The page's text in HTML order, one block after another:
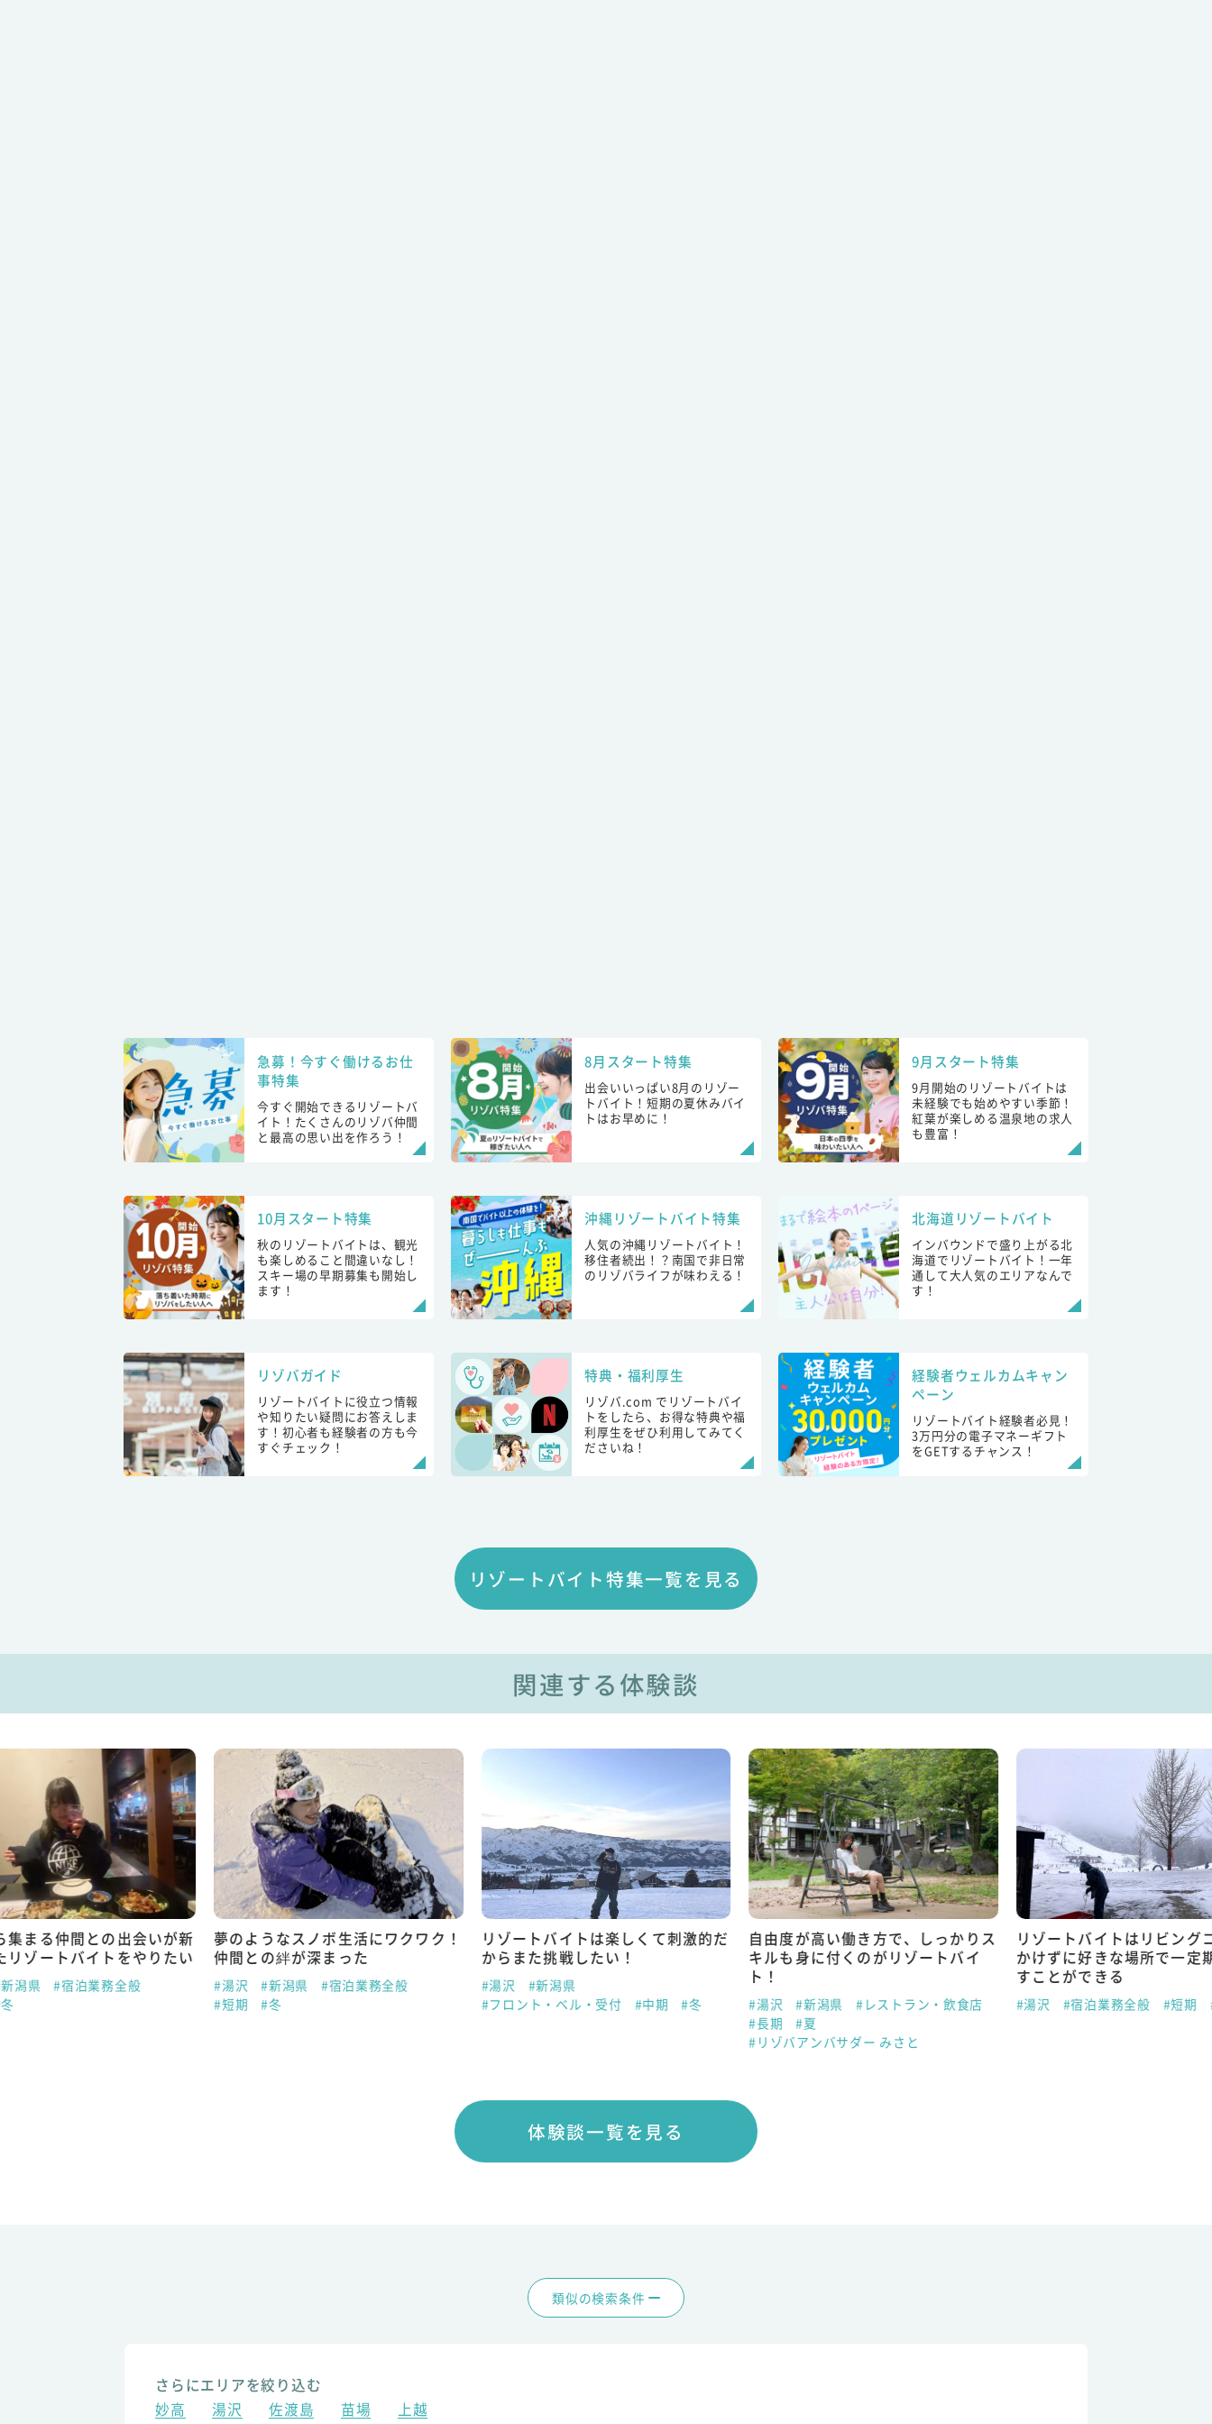
急募！今すぐ働けるお仕
事特集
今すぐ開始できるリゾートバ
イト！たくさんのリゾバ仲間
と最高の思い出を作ろう！
8月スタート特集
出会いいっぱい8月のリゾー
トバイト！短期の夏休みバイ
トはお早めに！
9月スタート特集
9月開始のリゾートバイトは
未経験でも始めやすい季節！
紅葉が楽しめる温泉地の求人
も豊富！
10月スタート特集
秋のリゾートバイトは、観光
も楽しめること間違いなし！
スキー場の早期募集も開始し
ます！
沖縄リゾートバイト特集
人気の沖縄リゾートバイト！
移住者続出！？南国で非日常
のリゾバライフが味わえる！
北海道リゾートバイト
インバウンドで盛り上がる北
海道でリゾートバイト！一年
通して大人気のエリアなんで
す！
リゾバガイド
リゾートバイトに役立つ情報
や知りたい疑問にお答えしま
す！初心者も経験者の方も今
すぐチェック！
特典・福利厚生
リゾバ.com でリゾートバイ
トをしたら、お得な特典や福
利厚生をぜひ利用してみてく
ださいね！
経験者ウェルカムキャン
ペーン
リゾートバイト経験者必見！
3万円分の電子マネーギフト
をGETするチャンス！
リゾートバイト特集一覧を見る
関連する体験談
集まる仲間との出会いが新
リゾートバイトをやりたい
潟県
#宿泊業務全般
夢のようなスノボ生活にワクワク！
仲間との絆が深まった
#湯沢 #新潟県
#宿泊業務全般
#短期
#冬
リゾートバイトは楽しくて刺激的だ
からまた挑戦したい！
#湯沢
#新潟県
#フロント・ベル・受付
#中期 #冬
自由度が高い働き方で、しっかりス
キルも身に付くのがリゾートバイ
ト！
#湯沢 #新潟県
#レストラン・飲食店
#長期
#夏
#リゾバアンバサダー みさと
リゾートバイトはリビング
かけずに好きな場所で一定
すことができる
#湯沢 #宿泊業務全般 #短期
体験談一覧を見る
類似の検索条件
さらにエリアを絞り込む
妙高
湯沢 佐渡島 苗場 上越